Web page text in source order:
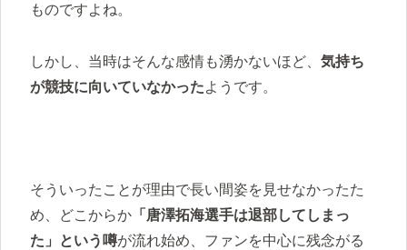
ものですよね。
しかし、当時はそんな感情も湧かないほど、 気持ち
が競技に向いていなかったようです。
そういったことが理由で長い間姿を見せなかったた
め、どこからか 「唐澤拓海選手は退部してしまっ
た」という噂が流れ始め、ファンを中心に残念がる